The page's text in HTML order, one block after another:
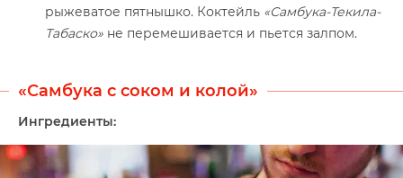
рыжеватое пятнышко. Коктейль «Самбука-Текила-
Табаско» не перемешивается и пьется залпом.
«Самбука с соком и колой»
Ингредиенты: